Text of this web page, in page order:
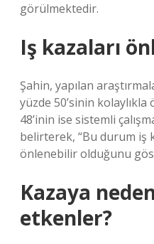
görülmektedir.
Iş kazaları
Şahin, yapılan
yüzde 50’sinin
48’inin ise sistemli
belirterek, “Bu durum iş
önlenebilir olduğunu
Kazaya
etkenler?